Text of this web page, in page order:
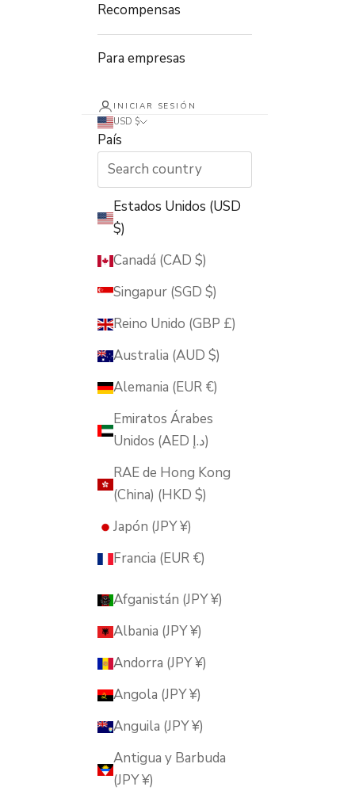
Recompensas
Para empresas
INICIAR SESIÓN
USD $
País
Estados Unidos (USD
$)
Canadá (CAD $)
Singapur (SGD $)
Reino Unido (GBP £)
Australia (AUD $)
Alemania (EUR €)
Emiratos Árabes
Unidos (AED د.إ)
RAE de Hong Kong
(China) (HKD $)
Japón (JPY ¥)
Francia (EUR €)
Afganistán (JPY ¥)
Albania (JPY ¥)
Andorra (JPY ¥)
Angola (JPY ¥)
Anguila (JPY ¥)
Antigua y Barbuda
(JPY ¥)